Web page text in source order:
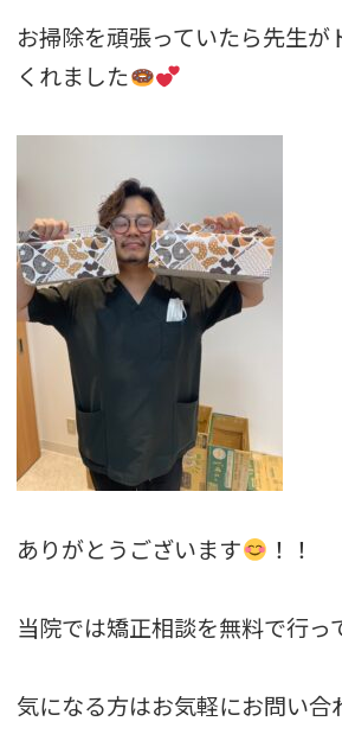
お掃除を頑張っていたら先生が
くれました
ありがとうございます ！！
当院では矯正相談を無料で行っ
気になる方はお気軽にお問い合